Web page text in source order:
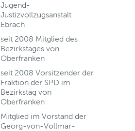
Jugend-
Justizvollzugsanstalt
Ebrach
seit 2008 Mitglied des
Bezirkstages von
Oberfranken
seit 2008 Vorsitzender der
Fraktion der SPD im
Bezirkstag von
Oberfranken
Mitglied im Vorstand der
Georg-von-Vollmar-